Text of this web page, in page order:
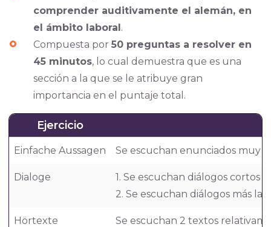
comprender auditivamente el alemán, en
el ámbito laboral.
Compuesta por 50 preguntas a resolver en
45 minutos, lo cual demuestra que es una
sección a la que se le atribuye gran
importancia en el puntaje total.
Ejercicio
Einfache Aussagen Se escuchan enunciados muy
Dialoge
1. Se escuchan diálogos cortos
2. Se escuchan diálogos más
Hörtexte Se escuchan 2 textos